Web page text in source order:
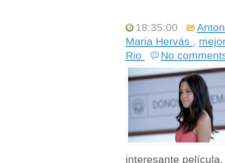
18:35:00
Maria Hervás ,
Rio
No
interesante